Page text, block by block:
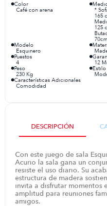
Color
Café con arena
*
165
125
Modelo
Esquinero
Puestos
4
12
Peso
230 Kg
Estilo
Características Adicionales
Comodidad
DESCRIPCIÓN
Con este juego de sala
Acurio la sala gana un
resiste el uso diario. Su
estructura de madera
invita a disfrutar momentos
amplitud para reuniones
amigos.